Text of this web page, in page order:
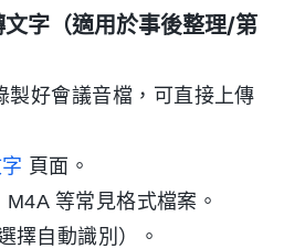
字（適用於事後整理/第
製好會議音檔，可直接上傳
頁面。
M4A 等常見格式檔案。
擇自動識別）。